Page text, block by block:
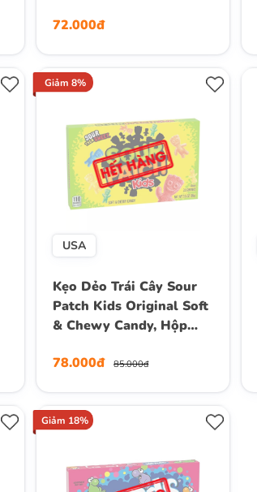
72.000đ
Giảm 8%
USA
Kẹo Dẻo Trái Cây Sour
Patch Kids Original Soft
& Chewy Candy, Hộp
78.000đ
85.000đ
Giảm 18%